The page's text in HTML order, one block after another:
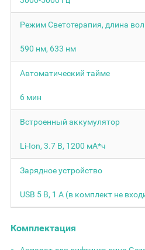
Режим Светотерапия, длина
590 нм, 633 нм
Автоматический тайме
6 мин
Встроенный аккумулятор
Li-Ion, 3.7 В, 1200 мА*ч
Зарядное устройство
USB 5 В, 1 А (в комплект не
Комплектация